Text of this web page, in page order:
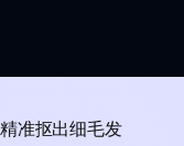
准抠出细毛发